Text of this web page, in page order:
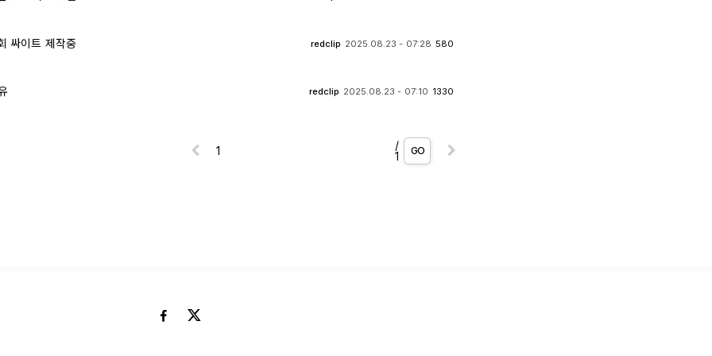
싸이트 제작중 redclip 2025.08.23 - 07:28 580
redclip 2025.08.23 - 07:10 1330
/
1
GO